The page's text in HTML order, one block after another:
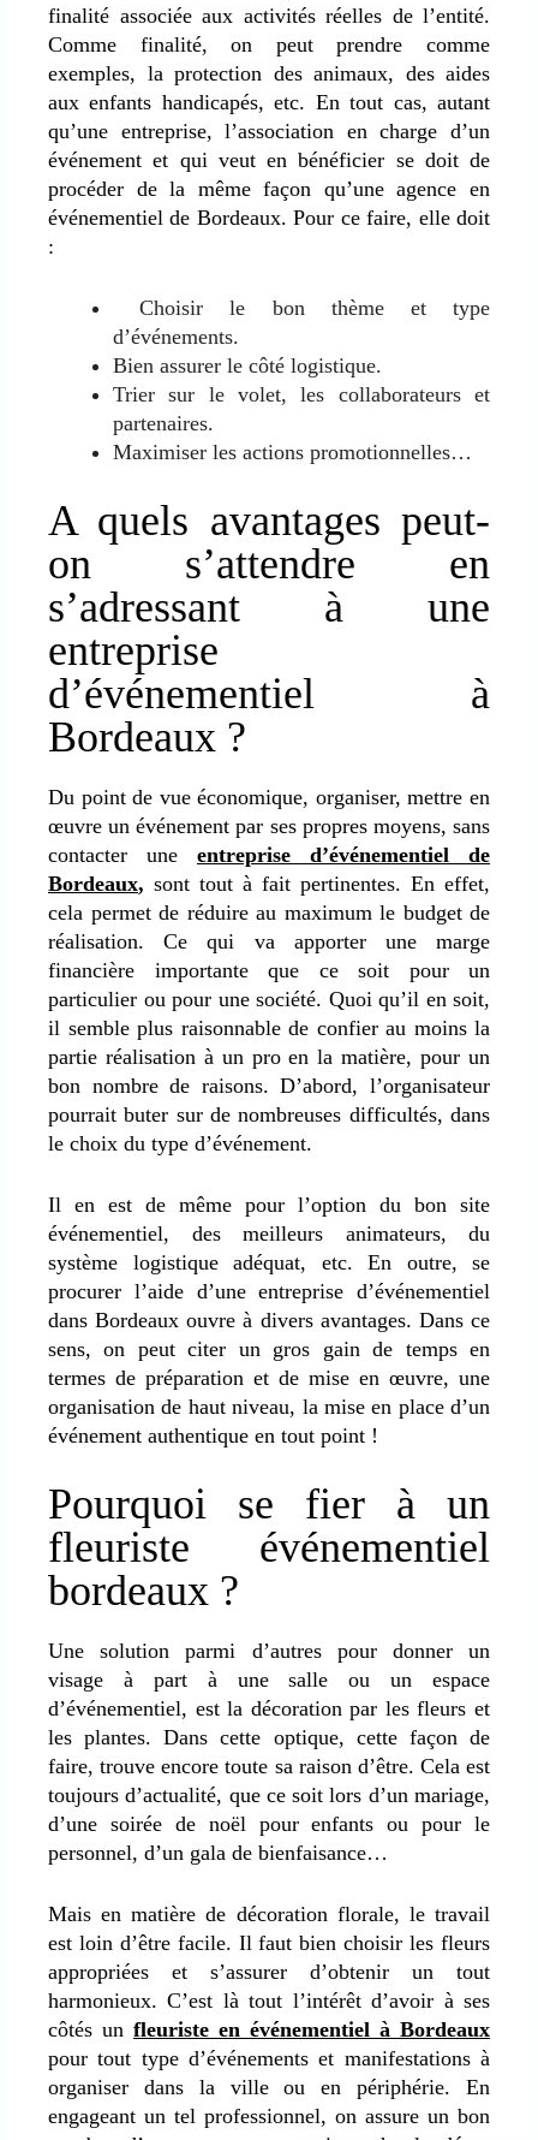
finalité associée aux activités réelles de l’entité.
Comme finalité, on peut prendre comme
exemples, la protection des animaux, des aides
aux enfants handicapés, etc. En tout cas, autant
qu’une entreprise, l’association en charge d’un
événement et qui veut en bénéficier se doit de
procéder de la même façon qu’une agence en
événementiel de Bordeaux. Pour ce faire, elle doit
:
Choisir le bon thème et type
d’événements.
Bien assurer le côté logistique.
Trier sur le volet, les collaborateurs et
partenaires.
Maximiser les actions promotionnelles…
A quels avantages peut-
on s’attendre en
s’adressant à une
entreprise
d’événementiel à
Bordeaux ?
Du point de vue économique, organiser, mettre en
œuvre un événement par ses propres moyens, sans
contacter une entreprise d’événementiel de
Bordeaux, sont tout à fait pertinentes. En effet,
cela permet de réduire au maximum le budget de
réalisation. Ce qui va apporter une marge
financière importante que ce soit pour un
particulier ou pour une société. Quoi qu’il en soit,
il semble plus raisonnable de confier au moins la
partie réalisation à un pro en la matière, pour un
bon nombre de raisons. D’abord, l’organisateur
pourrait buter sur de nombreuses difficultés, dans
le choix du type d’événement.
Il en est de même pour l’option du bon site
événementiel, des meilleurs animateurs, du
système logistique adéquat, etc. En outre, se
procurer l’aide d’une entreprise d’événementiel
dans Bordeaux ouvre à divers avantages. Dans ce
sens, on peut citer un gros gain de temps en
termes de préparation et de mise en œuvre, une
organisation de haut niveau, la mise en place d’un
événement authentique en tout point !
Pourquoi se fier à un
fleuriste événementiel
bordeaux ?
Une solution parmi d’autres pour donner un
visage à part à une salle ou un espace
d’événementiel, est la décoration par les fleurs et
les plantes. Dans cette optique, cette façon de
faire, trouve encore toute sa raison d’être. Cela est
toujours d’actualité, que ce soit lors d’un mariage,
d’une soirée de noël pour enfants ou pour le
personnel, d’un gala de bienfaisance…
Mais en matière de décoration florale, le travail
est loin d’être facile. Il faut bien choisir les fleurs
appropriées et s’assurer d’obtenir un tout
harmonieux. C’est là tout l’intérêt d’avoir à ses
côtés un fleuriste en événementiel à Bordeaux
pour tout type d’événements et manifestations à
organiser dans la ville ou en périphérie. En
engageant un tel professionnel, on assure un bon